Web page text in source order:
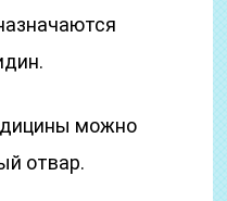
можно
отвар.